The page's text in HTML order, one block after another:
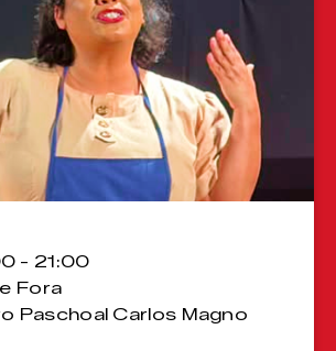
- 21:00
Fora
Paschoal Carlos Magno